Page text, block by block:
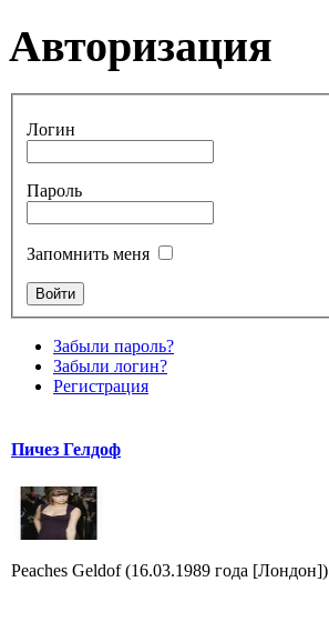
Авторизация
Логин
Пароль
Запомнить меня
Забыли пароль?
Забыли логин?
Регистрация
Пичез Гелдоф
Peaches Geldof (16.03.1989 года [Лондон])